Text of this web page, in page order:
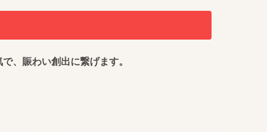
、賑わい創出に繋げます。